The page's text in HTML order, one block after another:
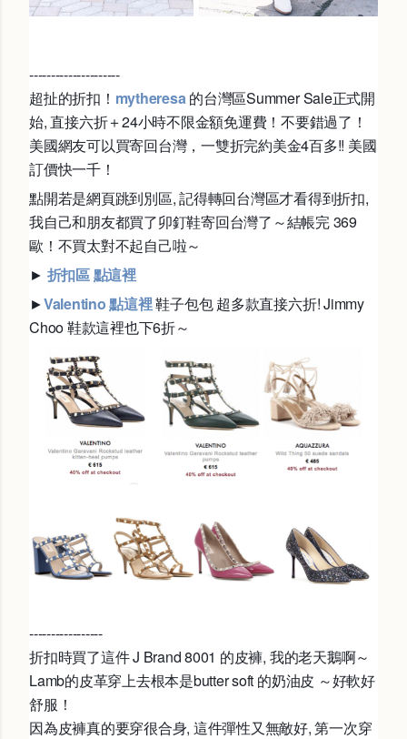
---------------------
超扯的折扣！ mytheresa的台灣區Summer Sale正式開
始, 直接六折＋24小時不限金額免運費！不要錯過了！
美國網友可以買寄回台灣，一雙折完約美金4百多!! 美國
訂價快一千！
點開若是網頁跳到別區, 記得轉回台灣區才看得到折扣,
我自己和朋友都買了卯釘鞋寄回台灣了～結帳完 369
歐！不買太對不起自己啦～
► 折扣區 點這裡
►Valentino 點這裡鞋子包包 超多款直接六折! Jimmy
Choo 鞋款這裡也下6折～
-----------------
折扣時買了這件 J Brand 8001 的皮褲, 我的老天鵝啊～
Lamb的皮革穿上去根本是butter soft 的奶油皮 ～好軟好
舒服！
因為皮褲真的要穿很合身, 這件彈性又無敵好, 第一次穿